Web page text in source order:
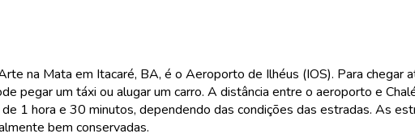
na Mata em Itacaré, BA, é o Aeroporto de Ilhéus (IOS). Para chegar
pegar um táxi ou alugar um carro. A distância entre o aeroporto e
1 hora e 30 minutos, dependendo das condições das estradas. As
bem conservadas.